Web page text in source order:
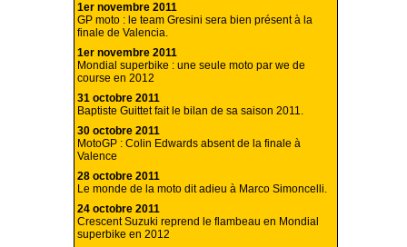
1er novembre 2011
GP moto : le team Gresini sera bien présent à la
finale de Valencia.
1er novembre 2011
Mondial superbike : une seule moto par we de
course en 2012
31 octobre 2011
Baptiste Guittet fait le bilan de sa saison 2011.
30 octobre 2011
MotoGP : Colin Edwards absent de la finale à
Valence
28 octobre 2011
Le monde de la moto dit adieu à Marco Simoncelli.
24 octobre 2011
Crescent Suzuki reprend le flambeau en Mondial
superbike en 2012